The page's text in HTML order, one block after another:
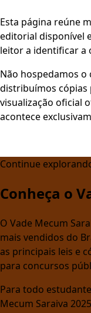
Esta página reúne
editorial disponível
leitor a identificar a
Não hospedamos
distribuímos cópias
visualização oficial
acontece
Continue
Conheça o
O Vade Mecum
mais vendidos do
as principais leis e
para concursos
Para todo
Mecum Saraiva